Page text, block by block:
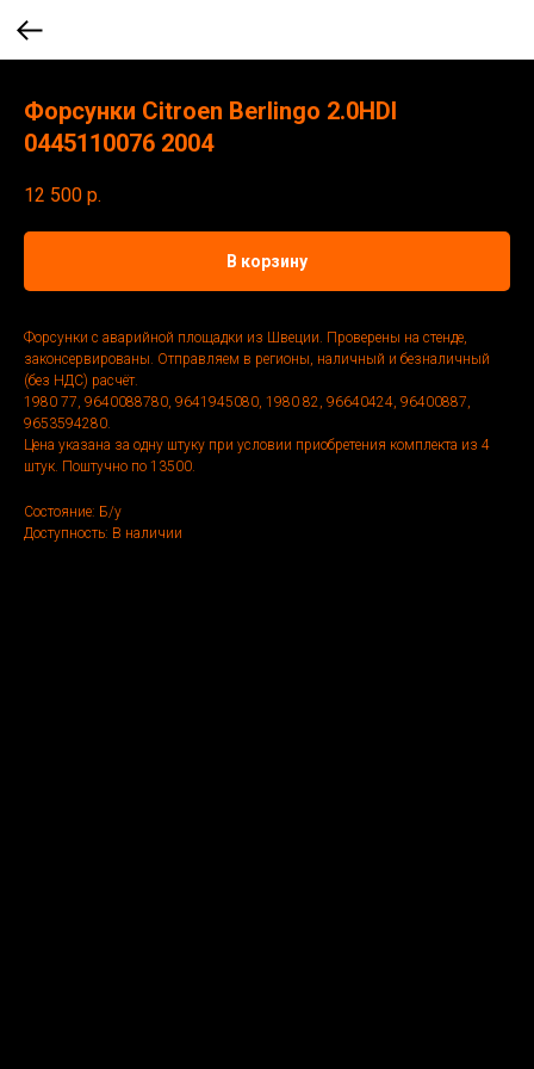
Форсунки Citroen Berlingo 2.0HDI
0445110076 2004
12 500 р.
В корзину
Форсунки с аварийной площадки из Швеции. Проверены на стенде,
законсервированы. Отправляем в регионы, наличный и безналичный
(без НДС) расчёт.
1980 77, 9640088780, 9641945080, 1980 82, 96640424, 96400887,
9653594280.
Цена указана за одну штуку при условии приобретения комплекта из 4
штук. Поштучно по 13500.
Состояние: Б/у
Доступность: В наличии